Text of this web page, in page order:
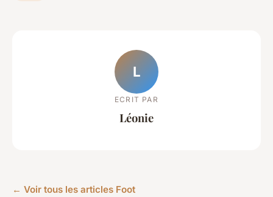
L
ECRIT PAR
Léonie
← Voir tous les articles Foot